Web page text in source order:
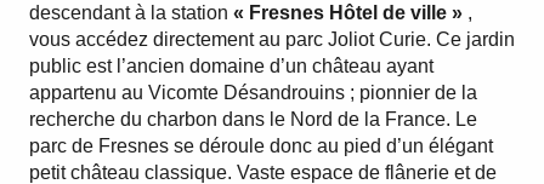
descendant à la station « Fresnes Hôtel de ville » ,
vous accédez directement au parc Joliot Curie. Ce jardin
public est l’ancien domaine d’un château ayant
appartenu au Vicomte Désandrouins ; pionnier de la
recherche du charbon dans le Nord de la France. Le
parc de Fresnes se déroule donc au pied d’un élégant
petit château classique. Vaste espace de flânerie et de